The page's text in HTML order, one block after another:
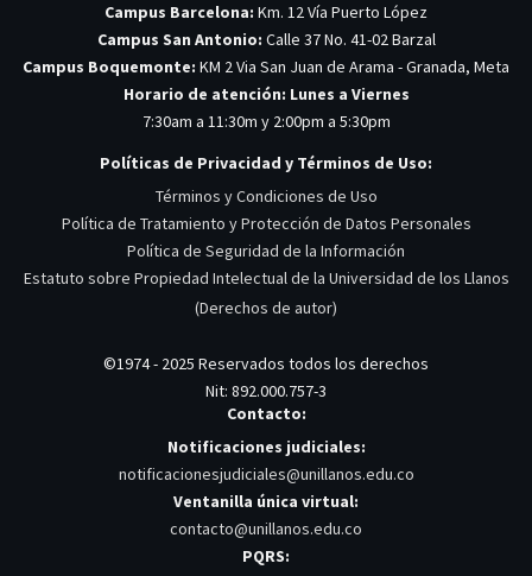
Campus Barcelona: Km. 12 Vía Puerto López
Campus San Antonio: Calle 37 No. 41-02 Barzal
Campus Boquemonte: KM 2 Via San Juan de Arama - Granada, Meta
Horario de atención: Lunes a Viernes
7:30am a 11:30m y 2:00pm a 5:30pm
Políticas de Privacidad y Términos de Uso:
Términos y Condiciones de Uso
Política de Tratamiento y Protección de Datos Personales
Política de Seguridad de la Información
Estatuto sobre Propiedad Intelectual de la Universidad de los Llanos
(Derechos de autor)
©1974 - 2025 Reservados todos los derechos
Nit: 892.000.757-3
Contacto:
Notificaciones judiciales:
notificacionesjudiciales@unillanos.edu.co
Ventanilla única virtual:
contacto@unillanos.edu.co
PQRS: